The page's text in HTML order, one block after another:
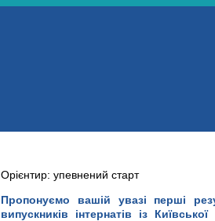
Орієнтир: упевнений старт
Пропонуємо вашій увазі перші
випускників інтернатів із Київської